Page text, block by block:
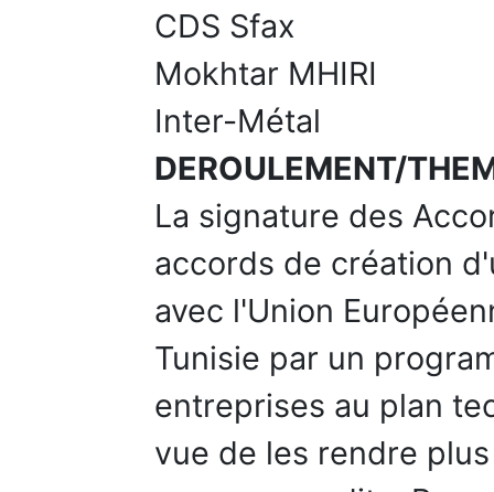
CDS Sfax
Mokhtar MHIRI
Inter-Métal
DEROULEMENT/
La signature des
accords de création
avec l'Union
Tunisie par un
entreprises au plan
vue de les rendre